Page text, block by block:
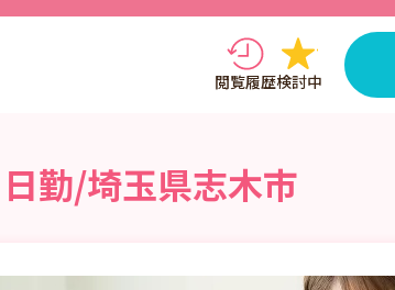
閲覧履歴検討中
勤/埼玉県志木市